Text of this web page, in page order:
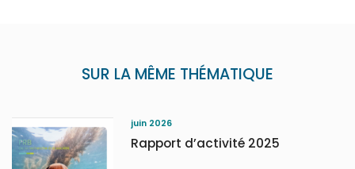
SUR LA MÊME THÉMATIQUE
juin 2026
Rapport d’activité 2025